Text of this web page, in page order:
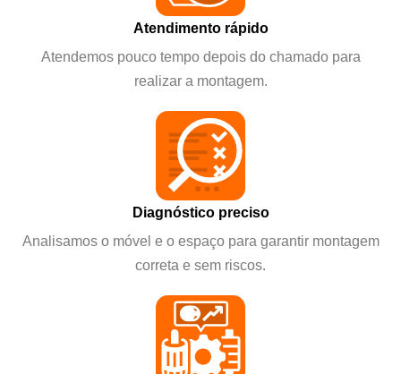
Atendimento rápido
Atendemos pouco tempo depois do chamado para
realizar a montagem.
Diagnóstico preciso
Analisamos o móvel e o espaço para garantir montagem
correta e sem riscos.